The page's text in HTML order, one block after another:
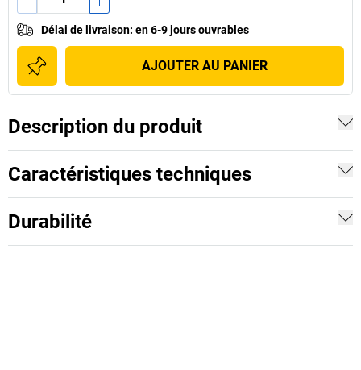
Délai de livraison: en 6-9 jours ouvrables
AJOUTER AU PANIER
Description du produit
Caractéristiques techniques
Durabilité